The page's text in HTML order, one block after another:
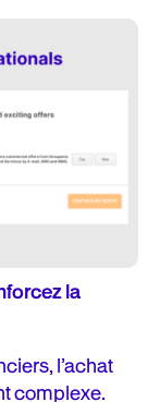
la
l’achat
complexe.